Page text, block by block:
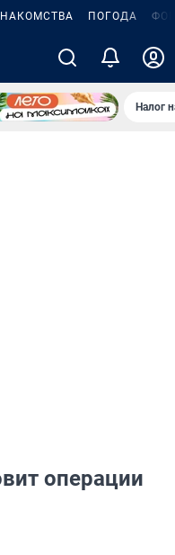
ПОГОДА
Налог
операции